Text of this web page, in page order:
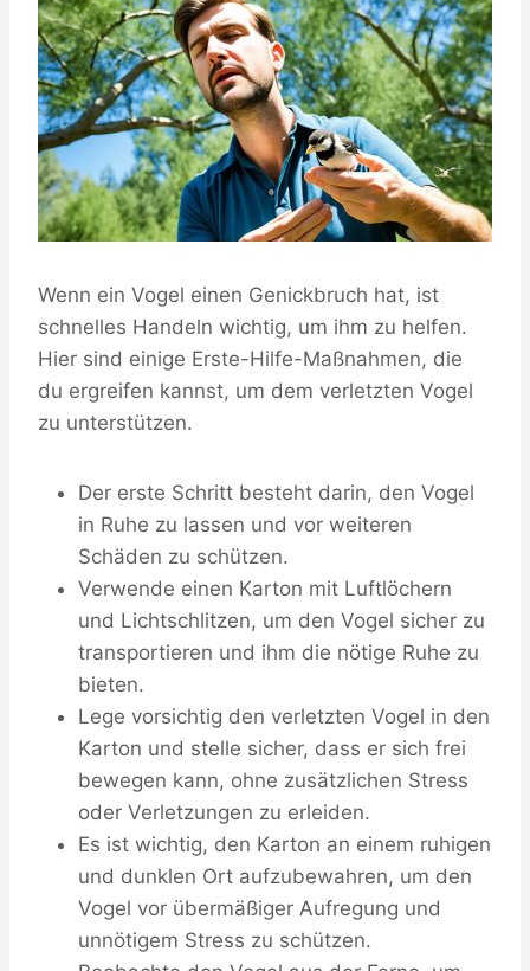
Wenn ein Vogel einen Genickbruch hat, ist
schnelles Handeln wichtig, um ihm zu helfen.
Hier sind einige Erste-Hilfe-Maßnahmen, die
du ergreifen kannst, um dem verletzten Vogel
zu unterstützen.
Der erste Schritt besteht darin, den Vogel
in Ruhe zu lassen und vor weiteren
Schäden zu schützen.
Verwende einen Karton mit Luftlöchern
und Lichtschlitzen, um den Vogel sicher zu
transportieren und ihm die nötige Ruhe zu
bieten.
Lege vorsichtig den verletzten Vogel in den
Karton und stelle sicher, dass er sich frei
bewegen kann, ohne zusätzlichen Stress
oder Verletzungen zu erleiden.
Es ist wichtig, den Karton an einem ruhigen
und dunklen Ort aufzubewahren, um den
Vogel vor übermäßiger Aufregung und
unnötigem Stress zu schützen.